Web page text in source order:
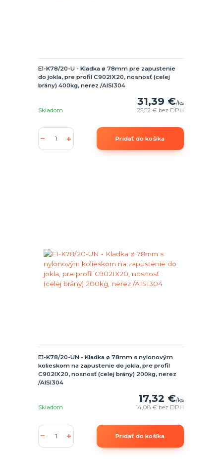
E1-K78/20-U - Kladka ø 78mm pre zapustenie
do jokla, pre profil C902IX20, nosnosť (celej
brány) 400kg, nerez /AISI304
31,39 €/ks
25,52 € bez DPH
Skladom
Pridať do košíka
E1-K78/20-UN - Kladka ø 78mm s nylonovým
kolieskom na zapustenie do jokla, pre profil
C902IX20, nosnosť (celej brány) 200kg, nerez
/AISI304
17,32 €/ks
14,08 € bez DPH
Skladom
Pridať do košíka